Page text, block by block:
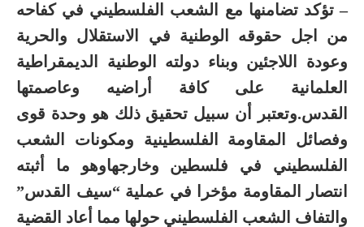
– تؤكد تضامنها مع الشعب الفلسطيني في كفاحه
من اجل حقوقه الوطنية في الاستقلال والحرية
وعودة اللاجئين وبناء دولته الوطنية الديمقراطية
العلمانية على كافة أراضيه وعاصمتها
القدس.وتعتبر أن سبيل تحقيق ذلك هو وحدة قوى
وفصائل المقاومة الفلسطينية ومكونات الشعب
الفلسطيني في فلسطين وخارجهاوهو ما أثبته
انتصار المقاومة مؤخرا في عملية “سيف القدس”
والتفاف الشعب الفلسطيني حولها مما أعاد القضية